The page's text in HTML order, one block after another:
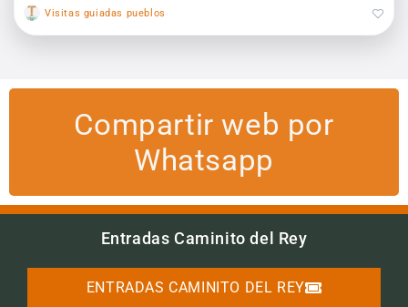
Visitas guiadas pueblos
Compartir web por
Whatsapp
Entradas Caminito del Rey
ENTRADAS CAMINITO DEL REY